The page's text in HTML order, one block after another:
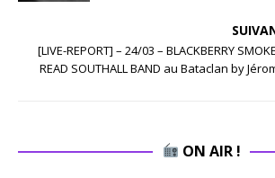
[LIVE-REPORT] – 24/03 – BLACKBERRY
READ SOUTHALL BAND au Bataclan by
ON AIR !